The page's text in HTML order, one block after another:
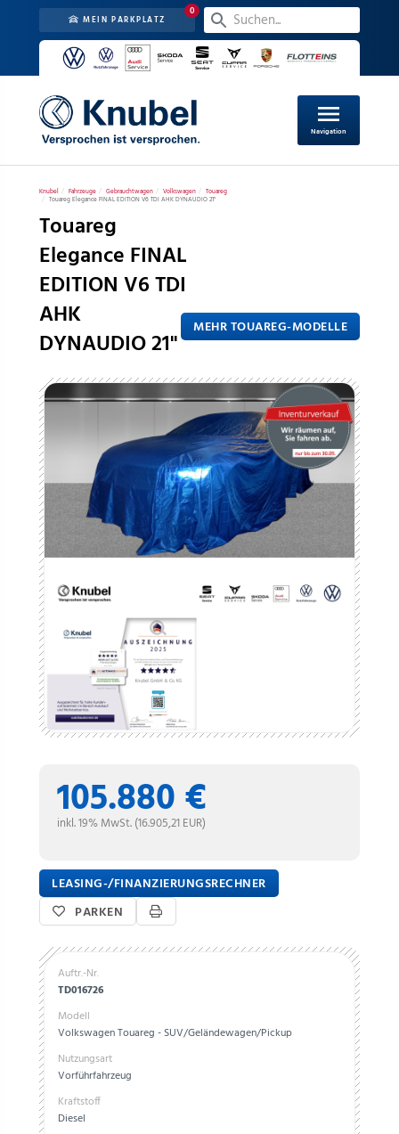
MEIN PARKPLATZ
0
menu
Navigation
Knubel Fahrzeuge Gebrauchtwagen Volkswagen
Touareg
Touareg Elegance FINAL EDITION V6 TDI AHK DYNAUDIO 21"
Touareg
Elegance FINAL
EDITION V6 TDI
AHK
DYNAUDIO 21"
MEHR TOUAREG-MODELLE
105.880 €
inkl. 19% MwSt. (16.905,21 EUR)
LEASING-/FINANZIERUNGSRECHNER
PARKEN
Auftr.-Nr.
TD016726
Modell
Volkswagen Touareg - SUV/Geländewagen/Pickup
Nutzungsart
Vorführfahrzeug
Kraftstoff
Diesel